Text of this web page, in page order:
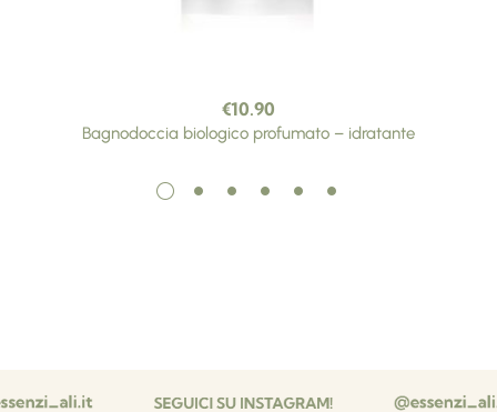
€10.90
Bagnodoccia biologico profumato – idratante